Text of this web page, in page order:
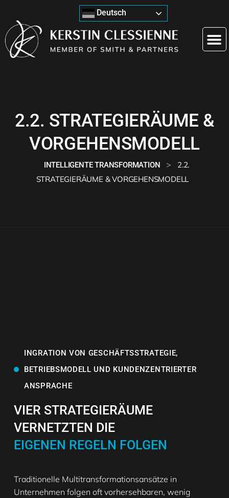
Deutsch
2.2. STRATEGIERÄUME &
VORGEHENSMODELL
INTELLIGENTE TRANSFORMATION >
2.2.
STRATEGIERÄUME & VORGEHENSMODELL
INGRATION VON GESCHÄFTSSTRATEGIE,
BETRIEBSMODELL UND KUNDENZENTRIERTER
ANSPRACHE
VIER STRATEGIERÄUME
VERNETZTEN DIE
EIGENEN REGELN FOLGEN
Traditionelle Multitransformationsansätze in
Unternehmen folgen oft vorhersehbaren, wenig